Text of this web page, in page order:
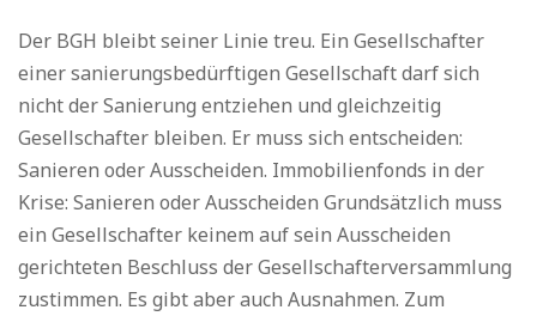
Der BGH bleibt seiner Linie treu. Ein Gesellschafter
einer sanierungsbedürftigen Gesellschaft darf sich
nicht der Sanierung entziehen und gleichzeitig
Gesellschafter bleiben. Er muss sich entscheiden:
Sanieren oder Ausscheiden. Immobilienfonds in der
Krise: Sanieren oder Ausscheiden Grundsätzlich muss
ein Gesellschafter keinem auf sein Ausscheiden
gerichteten Beschluss der Gesellschafterversammlung
zustimmen. Es gibt aber auch Ausnahmen. Zum